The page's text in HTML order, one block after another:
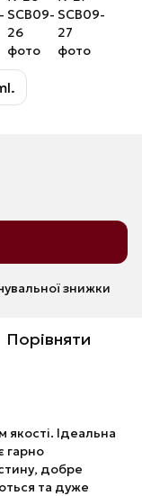
знижки
Порівняти
якості. Ідеальна
гарно
добре
та дуже